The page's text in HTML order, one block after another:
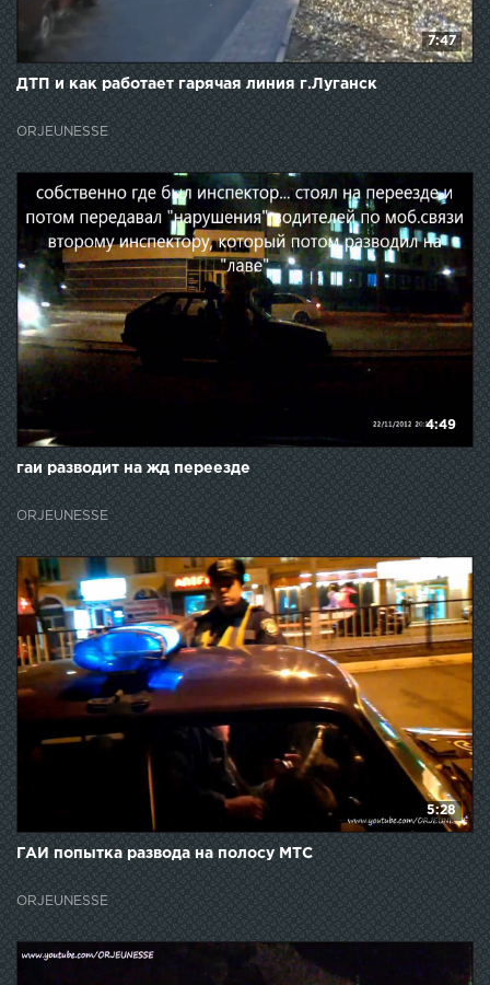
7:47
ДТП и как работает гарячая линия г.Луганск
ORJEUNESSE
4:49
гаи разводит на жд переезде
ORJEUNESSE
5:28
ГАИ попытка развода на полосу МТС
ORJEUNESSE